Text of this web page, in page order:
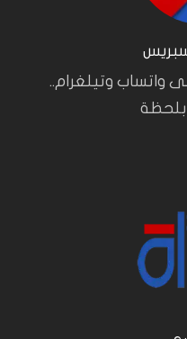
واتساب وتيلغرام..
بلحظة